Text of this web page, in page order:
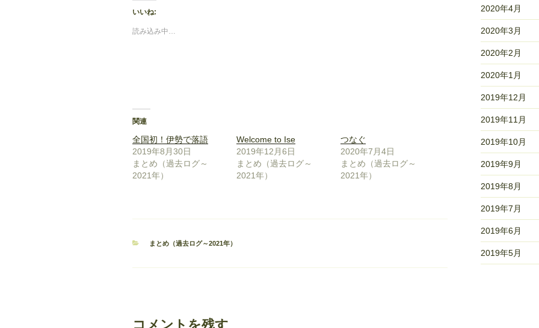
いいね:
読み込み中…
関連
全国初！伊勢で落語
2019年8月30日
まとめ（過去ログ～
2021年）
Welcome to Ise
2019年12月6日
まとめ（過去ログ～
2021年）
つなぐ
2020年7月4日
まとめ（過去ログ～
2021年）
カ
まとめ（過去ログ～2021年）
コメントを残す
2020年4月
2020年3月
2020年2月
2020年1月
2019年12月
2019年11月
2019年10月
2019年9月
2019年8月
2019年7月
2019年6月
2019年5月